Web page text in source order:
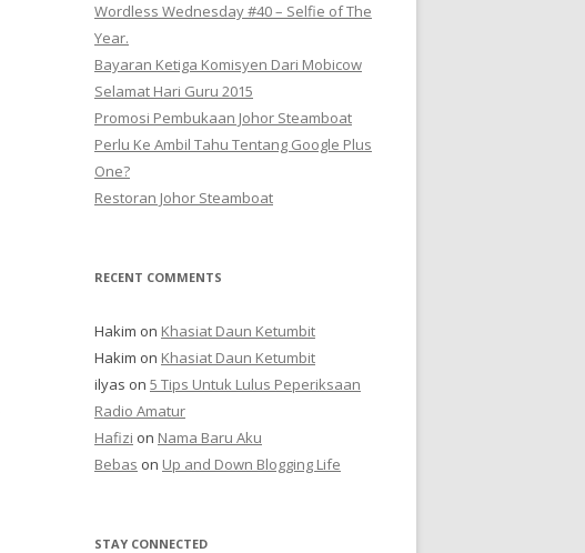
Wordless Wednesday #40 – Selfie of The
Year.
Bayaran Ketiga Komisyen Dari Mobicow
Selamat Hari Guru 2015
Promosi Pembukaan Johor ‎Steamboat
Perlu Ke Ambil Tahu Tentang Google Plus
One?
Restoran Johor Steamboat
RECENT COMMENTS
Hakim on Khasiat Daun Ketumbit
Hakim on Khasiat Daun Ketumbit
ilyas on 5 Tips Untuk Lulus Peperiksaan
Radio Amatur
Hafizi on Nama Baru Aku
Bebas on Up and Down Blogging Life
STAY CONNECTED